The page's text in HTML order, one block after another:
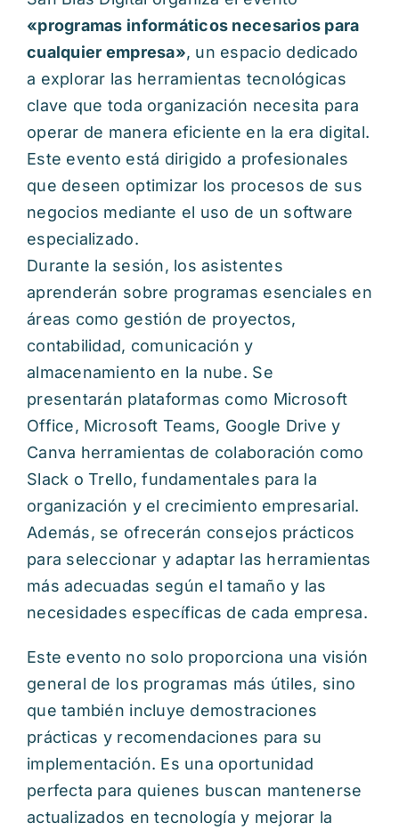
«programas informáticos necesarios para
cualquier empresa», un espacio dedicado
a explorar las herramientas tecnológicas
clave que toda organización necesita para
operar de manera eficiente en la era digital.
Este evento está dirigido a profesionales
que deseen optimizar los procesos de sus
negocios mediante el uso de un software
especializado.
Durante la sesión, los asistentes
aprenderán sobre programas esenciales en
áreas como gestión de proyectos,
contabilidad, comunicación y
almacenamiento en la nube. Se
presentarán plataformas como Microsoft
Office, Microsoft Teams, Google Drive y
Canva herramientas de colaboración como
Slack o Trello, fundamentales para la
organización y el crecimiento empresarial.
Además, se ofrecerán consejos prácticos
para seleccionar y adaptar las herramientas
más adecuadas según el tamaño y las
necesidades específicas de cada empresa.
Este evento no solo proporciona una visión
general de los programas más útiles, sino
que también incluye demostraciones
prácticas y recomendaciones para su
implementación. Es una oportunidad
perfecta para quienes buscan mantenerse
actualizados en tecnología y mejorar la